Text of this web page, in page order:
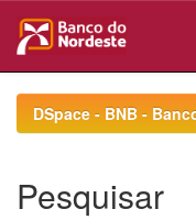
navigationDSpace - BNB -
Pesquisar